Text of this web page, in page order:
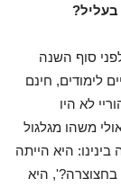
לפני סוף השנה
לימודים, חינם
לא היו
משהו מגלגול
היא הייתה
בחצוצרה?', היא